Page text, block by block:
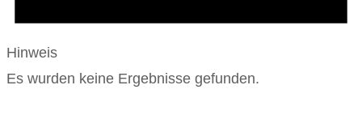
Hinweis
Es wurden keine Ergebnisse gefunden.